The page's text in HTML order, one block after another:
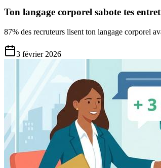
Ton langage corporel sabote tes
87% des recruteurs lisent ton langage corporel
3 février 2026